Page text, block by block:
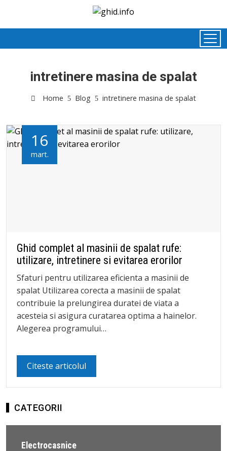
intretinere masina de spalat
Home Blog intretinere masina de spalat
16
mart.
Ghid complet al masinii de spalat rufe:
utilizare, intretinere si evitarea erorilor
Sfaturi pentru utilizarea eficienta a masinii de
spalat Utilizarea corecta a masinii de spalat
contribuie la prelungirea duratei de viata a
acesteia si asigura curatarea optima a hainelor.
Alegerea programului…
Citeste articolul
CATEGORII
Electrocasnice